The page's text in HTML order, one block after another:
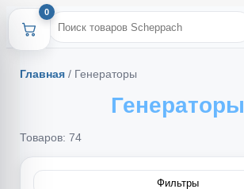
0
Главная / Генераторы
Генераторы
Товаров: 74
Фильтры